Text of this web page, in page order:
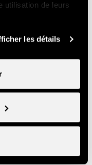
utilisation de leurs
les détails
ou votre chalet